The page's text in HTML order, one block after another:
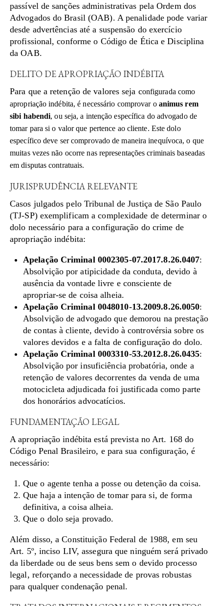
passível de sanções administrativas pela Ordem dos
Advogados do Brasil (OAB). A penalidade pode variar
desde advertências até a suspensão do exercício
profissional, conforme o Código de Ética e Disciplina
da OAB.
DELITO DE APROPRIAÇÃO INDÉBITA
Para que a retenção de valores seja configurada como
apropriação indébita, é necessário comprovar o animus rem
sibi habendi, ou seja, a intenção específica do advogado de
tomar para si o valor que pertence ao cliente. Este dolo
específico deve ser comprovado de maneira inequívoca, o que
muitas vezes não ocorre nas representações criminais baseadas
em disputas contratuais.
JURISPRUDÊNCIA RELEVANTE
Casos julgados pelo Tribunal de Justiça de São Paulo
(TJ-SP) exemplificam a complexidade de determinar o
dolo necessário para a configuração do crime de
apropriação indébita:
Apelação Criminal 0002305-07.2017.8.26.0407:
Absolvição por atipicidade da conduta, devido à
ausência da vontade livre e consciente de
apropriar-se de coisa alheia.
Apelação Criminal 0048010-13.2009.8.26.0050:
Absolvição de advogado que demorou na prestação
de contas à cliente, devido à controvérsia sobre os
valores devidos e a falta de configuração do dolo.
Apelação Criminal 0003310-53.2012.8.26.0435:
Absolvição por insuficiência probatória, onde a
retenção de valores decorrentes da venda de uma
motocicleta adjudicada foi justificada como parte
dos honorários advocatícios.
FUNDAMENTAÇÃO LEGAL
A apropriação indébita está prevista no Art. 168 do
Código Penal Brasileiro, e para sua configuração, é
necessário:
Que o agente tenha a posse ou detenção da coisa.
Que haja a intenção de tomar para si, de forma
definitiva, a coisa alheia.
Que o dolo seja provado.
Além disso, a Constituição Federal de 1988, em seu
Art. 5º, inciso LIV, assegura que ninguém será privado
da liberdade ou de seus bens sem o devido processo
legal, reforçando a necessidade de provas robustas
para qualquer condenação penal.